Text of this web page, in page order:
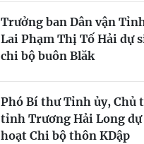
Trưởng ban Dân vận
Lai Phạm Thị Tố Hải dự
chi bộ buôn Blăk
Phó Bí thư Tỉnh ủy, Chủ
tỉnh Trương Hải Long
hoạt Chi bộ thôn KDập